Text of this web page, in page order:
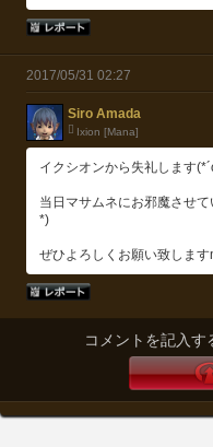
2017/05/31 02:27
Siro Amada
Ixion [Mana]
イクシオンから失礼します
当日マサムネにお邪魔させ
*)
ぜひよろしくお願い致しま
コメントを記入す